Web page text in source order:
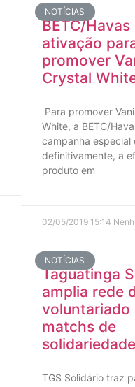
NOTÍCIAS
BETC/Havas
ativação
promover
Crystal
Para promover
White, a BETC/
campanha especial
definitivamente, a
produto em
02/05/2019 15:14
NOTÍCIAS
Taguatinga
amplia rede
voluntariado
matchs de
solidariedade
TGS Solidário traz